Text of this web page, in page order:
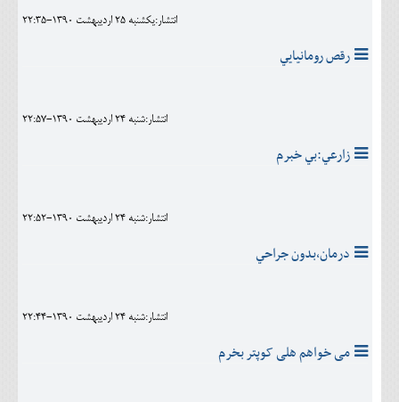
انتشار:يکشنبه 25 ارديبهشت 1390-22:35
رقص رومانيايي
انتشار:شنبه 24 ارديبهشت 1390-22:57
زارعي:بي خبرم
انتشار:شنبه 24 ارديبهشت 1390-22:52
درمان،بدون جراحي
انتشار:شنبه 24 ارديبهشت 1390-22:44
می خواهم هلی کوپتر بخرم